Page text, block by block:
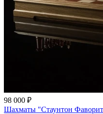
98 000 ₽
Шахматы "Стаунтон